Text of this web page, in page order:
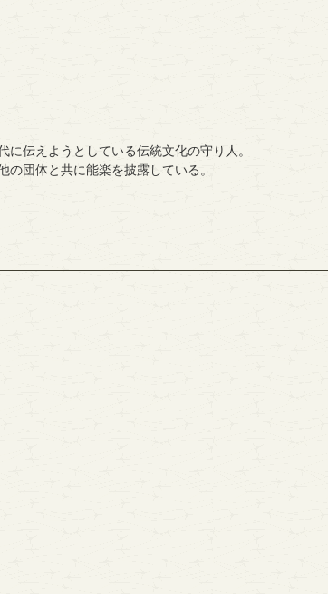
伝えようとしている伝統文化の守り人。
団体と共に能楽を披露している。